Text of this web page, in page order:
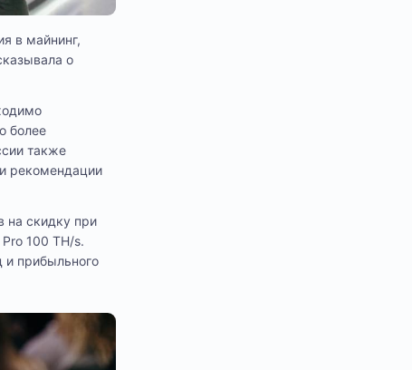
в майнинг,
о
более
также
рекомендации
на скидку при
100 TH/s.
прибыльного